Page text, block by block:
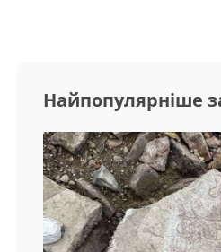
Найпопулярніше